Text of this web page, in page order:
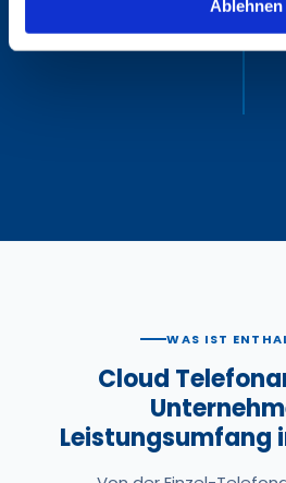
Ablehnen
WAS IST
Cloud
Leistungsumfang